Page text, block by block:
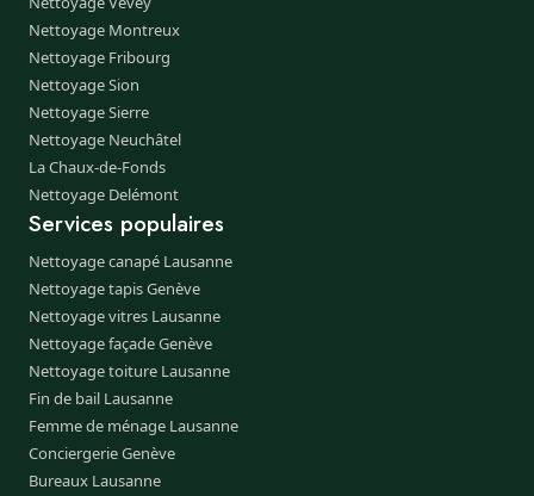
Nettoyage Montreux
Nettoyage Fribourg
Nettoyage Sion
Nettoyage Sierre
Nettoyage Neuchâtel
La Chaux-de-Fonds
Nettoyage Delémont
Services populaires
Nettoyage canapé Lausanne
Nettoyage tapis Genève
Nettoyage vitres Lausanne
Nettoyage façade Genève
Nettoyage toiture Lausanne
Fin de bail Lausanne
Femme de ménage Lausanne
Conciergerie Genève
Bureaux Lausanne